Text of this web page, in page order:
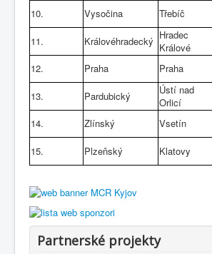
10.
Vysočina Třebíč
11. Královéhradecký Hradec
Králové
12.
Praha Praha
13. Pardubický
Ústí nad
Orlicí
14.
Zlínský Vsetín
15. Plzeňský Klatovy
Partnerské projekty